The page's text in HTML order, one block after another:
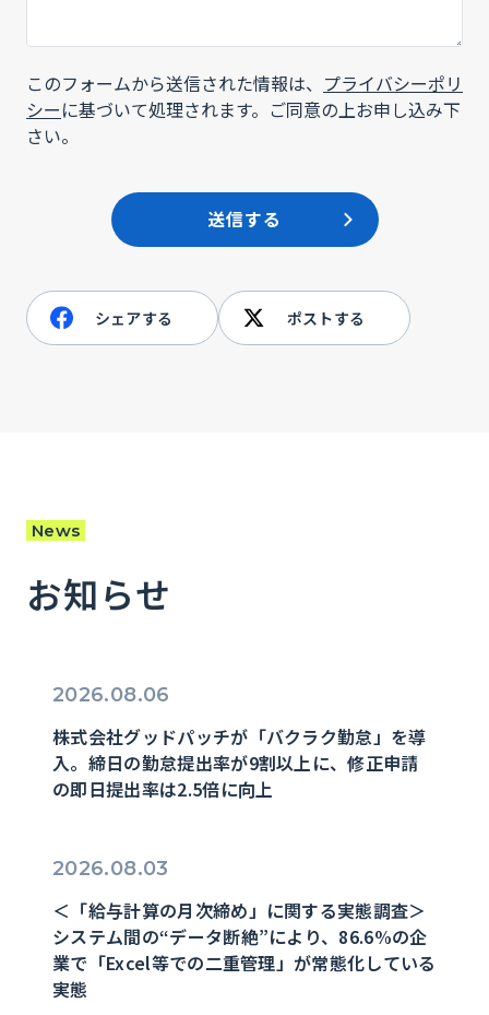
このフォームから送信された情報は、 プライバシーポリ
シーに基づいて処理されます。ご同意の上お申し込み下
さい。
送信する
し
く
だ
さ
シェアする ポストする
News
お知らせ
2026.08.06
株式会社グッドパッチが「バクラク勤怠」を導
入。締日の勤怠提出率が9割以上に、修正申請
の即日提出率は2.5倍に向上
2026.08.03
＜「給与計算の月次締め」に関する実態調査＞
システム間の“データ断絶”により、86.6%の企
業で「Excel等での二重管理」が常態化している
実態